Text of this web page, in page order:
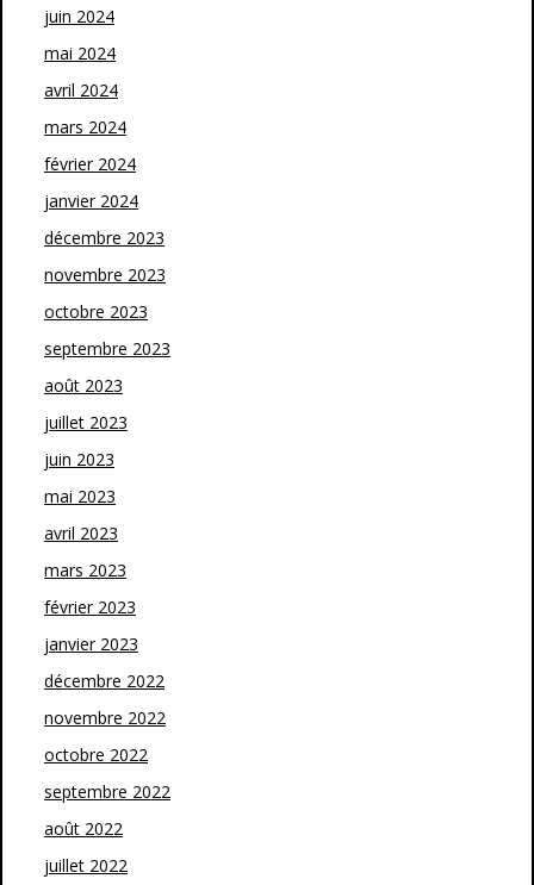
juin 2024
mai 2024
avril 2024
mars 2024
février 2024
janvier 2024
décembre 2023
novembre 2023
octobre 2023
septembre 2023
août 2023
juillet 2023
juin 2023
mai 2023
avril 2023
mars 2023
février 2023
janvier 2023
décembre 2022
novembre 2022
octobre 2022
septembre 2022
août 2022
juillet 2022